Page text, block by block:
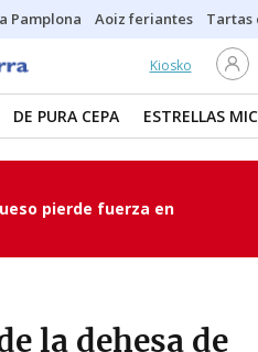
Pamplona Aoiz feriantes Tartas
Kiosko
DE PURA CEPA ESTRELLAS
pierde fuerza en
la dehesa de